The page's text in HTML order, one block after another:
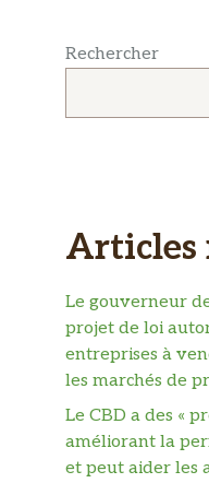
Rechercher
Articles
Le gouverneur
projet de loi
entreprises à
les marchés de
Le CBD a des «
améliorant la
et peut aider les